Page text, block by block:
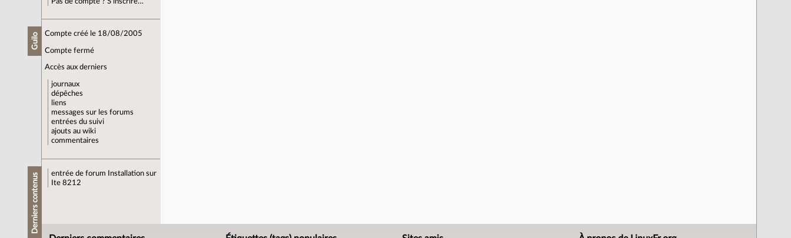
Guilo Compte créé le 18/08/2005
Compte fermé
Accès aux derniers
journaux
dépêches
liens
messages sur les forums
entrées du suivi
ajouts au wiki
commentaires
Derniers contenus entrée de forum
Installation sur
Ite 8212